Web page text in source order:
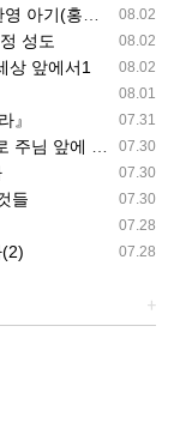
08.02
현 집사 가정)
08.02
성도
08.02
상 앞에서1
08.01
07.31
』
07.30
될까 ??????
07.30
07.30
들
07.28
07.28
+